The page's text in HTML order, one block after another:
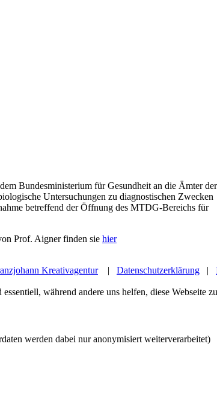
Bundesministerium für Gesundheit an die Ämter der
Untersuchungen zu diagnostischen Zwecken
betreffend der Öffnung des MTDG-Bereichs für
Prof. Aigner finden sie hier
Kreativagentur| Datenschutzerklärung |
während andere uns helfen, diese Webseite
werden dabei nur anonymisiert weiterverarbeitet)